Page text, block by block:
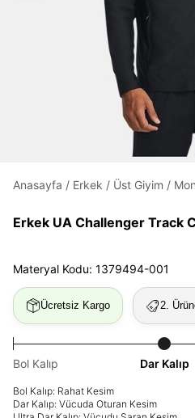
Under Armour'da yeni
Üye Olmadan
Anasayfa / Erkek / Üst Giyim /
Erkek UA Challenger Track
Materyal Kodu: 1379494-001
Ücretsiz Kargo 2.
Bol Kalıp Dar Kalıp
Bol Kalıp: Rahat Kesim
Dar Kalıp: Vücuda Oturan Kesim
Daha hızlı ödeme.
Kolay iade
Giriş Yap
E-posta
Beni Hatırla